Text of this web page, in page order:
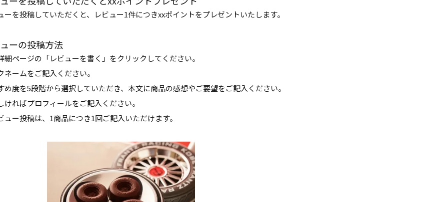
ーを投稿していただくと、レビュー1件につきxxポイントをプレゼントいたします。
ーの投稿方法
細ページの「レビューを書く」をクリックしてください。
ネームをご記入ください。
め度を5段階から選択していただき、本文に商品の感想やご要望をご記入ください。
ければプロフィールをご記入ください。
ー投稿は、1商品につき1回ご記入いただけます。